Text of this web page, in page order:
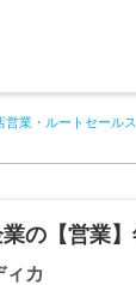
営業・ルートセール
の【営業】
ィカ